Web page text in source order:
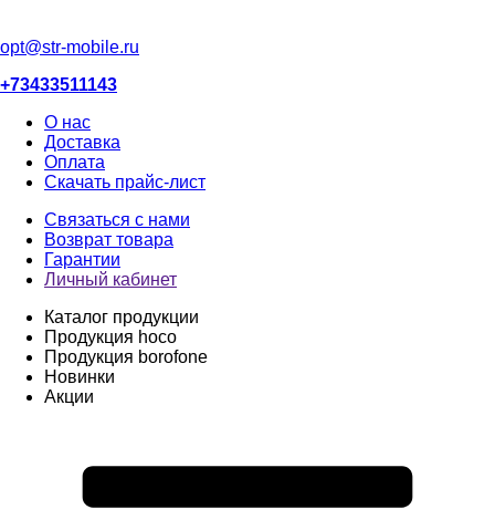
opt@str-mobile.ru
+73433511143
О нас
Доставка
Оплата
Скачать прайс-лист
Связаться с нами
Возврат товара
Гарантии
Личный кабинет
Каталог продукции
Продукция hoco
Продукция borofone
Новинки
Акции